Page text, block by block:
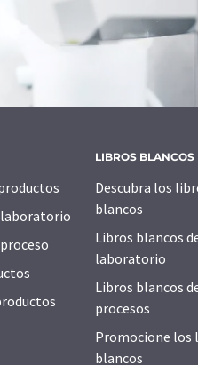
LIBROS BLANCOS
Descubra los
blancos
Libros blancos
laboratorio
Libros blancos
procesos
Promocione los
blancos